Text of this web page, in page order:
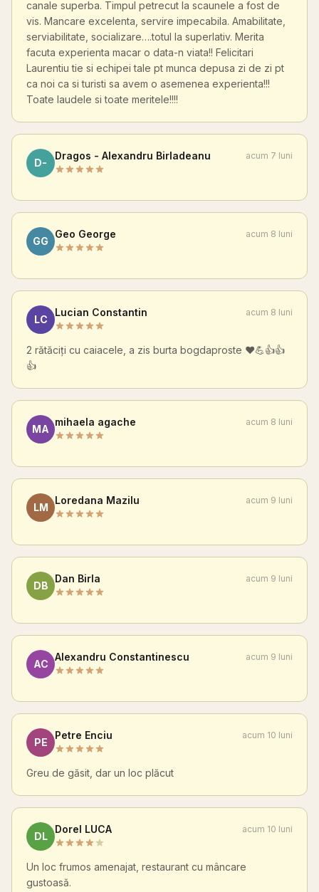
canale superba. Timpul petrecut la scaunele a fost de
vis. Mancare excelenta, servire impecabila. Amabilitate,
serviabilitate, socializare….totul la superlativ. Merita
facuta experienta macar o data-n viata!! Felicitari
Laurentiu tie si echipei tale pt munca depusa zi de zi pt
ca noi ca si turisti sa avem o asemenea experienta!!!
Toate laudele si toate meritele!!!!
D-
Dragos - Alexandru Birladeanu acum 7 luni
GG
Geo George acum 8 luni
LC
Lucian Constantin acum 8 luni
2 rătăciți cu caiacele, a zis burta bogdaproste ❤️💪👍👍
👍
MA
mihaela agache acum 8 luni
LM
Loredana Mazilu acum 9 luni
DB
Dan Birla acum 9 luni
AC
Alexandru Constantinescu acum 9 luni
PE
Petre Enciu acum 10 luni
Greu de găsit, dar un loc plăcut
DL
Dorel LUCA acum 10 luni
Un loc frumos amenajat, restaurant cu mâncare
gustoasă.